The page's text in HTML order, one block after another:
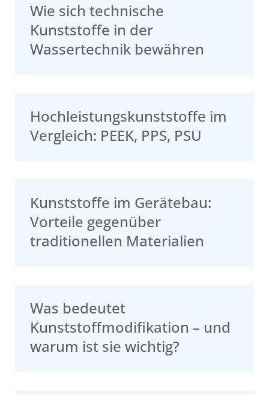
Wie sich technische
Kunststoffe in der
Wassertechnik bewähren
Hochleistungskunststoffe im
Vergleich: PEEK, PPS, PSU
Kunststoffe im Gerätebau:
Vorteile gegenüber
traditionellen Materialien
Was bedeutet
Kunststoffmodifikation – und
warum ist sie wichtig?